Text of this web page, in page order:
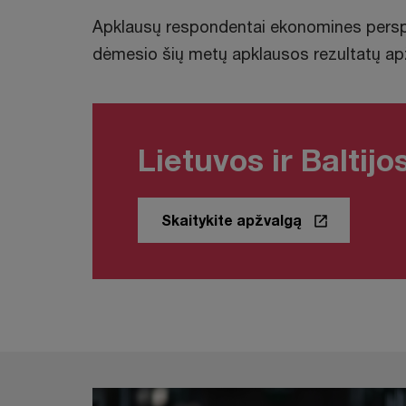
Apklausų respondentai ekonomines
dėmesio šių metų apklausos rezultatų
Lietuvos ir
Skaitykite apžvalgą